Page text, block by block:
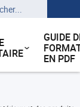
GUIDE
EN PDF